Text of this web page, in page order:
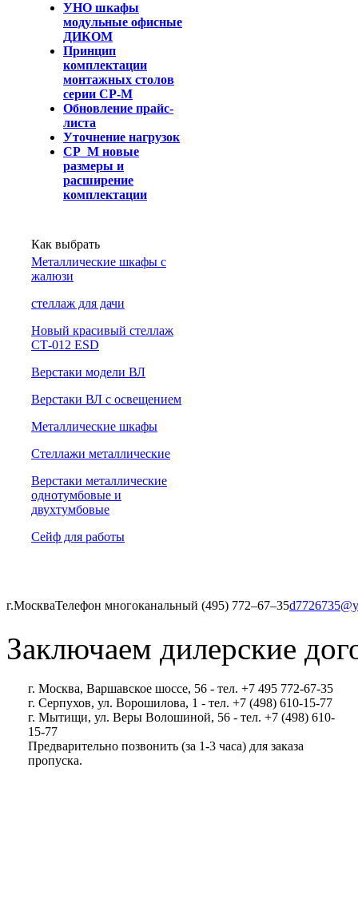
УНО шкафы
модульные офисные
ДИКОМ
Принцип
комплектации
монтажных столов
серии СР-М
Обновление прайс-
листа
Уточнение нагрузок
СР_М новые
размеры и
расширение
комплектации
Как выбрать
Металлические шкафы с
жалюзи
cтеллаж для дачи
Новый красивый стеллаж
СТ-012 ESD
Верстаки модели ВЛ
Верстаки ВЛ с освещением
Металлические шкафы
Стеллажи металлические
Верстаки металлические
однотумбовые и
двухтумбовые
Сейф для работы
г.МоскваТелефон многоканальный (495) 772‒67‒35
Заключаем дилерские
г. Москва, Варшавское шоссе, 56 - тел. +7 495 772-67-35
г. Серпухов, ул. Ворошилова, 1 - тел. +7 (498) 610-15-77
г. Мытищи, ул. Веры Волошиной, 56 - тел. +7 (498) 610-
15-77
Предварительно позвонить (за 1-3 часа) для заказа
пропуска.